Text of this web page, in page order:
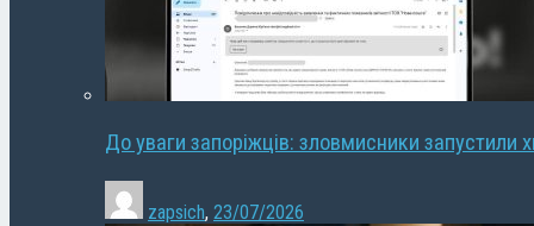
До уваги запоріжців: зловмисники запустили
zapsich, 23/07/2026